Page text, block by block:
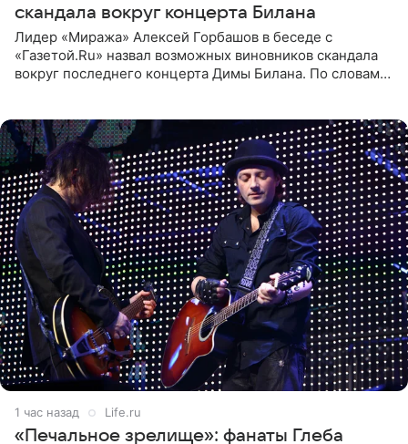
скандала вокруг концерта Билана
Лидер «Миража» Алексей Горбашов в беседе с
«Газетой.Ru» назвал возможных виновников скандала
вокруг последнего концерта Димы Билана. По словам
1 час назад Life.ru
«Печальное зрелище»: фанаты Глеба